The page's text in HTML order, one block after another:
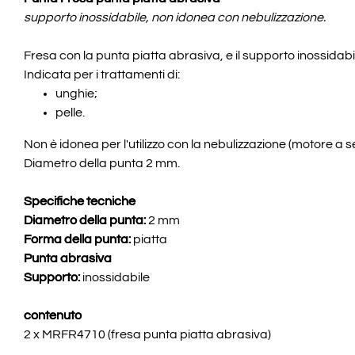
supporto inossidabile, non idonea con nebulizzazione.
Fresa con la punta piatta abrasiva, e il supporto
Indicata per i trattamenti di:
unghie;
pelle.
Non è idonea per l'utilizzo con la nebulizzazione (motore a
Diametro della punta 2 mm.
Specifiche tecniche
Diametro della punta:2 mm
Forma della punta:piatta
Punta abrasiva
Supporto:inossidabile
contenuto
2 x MRFR4710 (fresa punta piatta abrasiva)